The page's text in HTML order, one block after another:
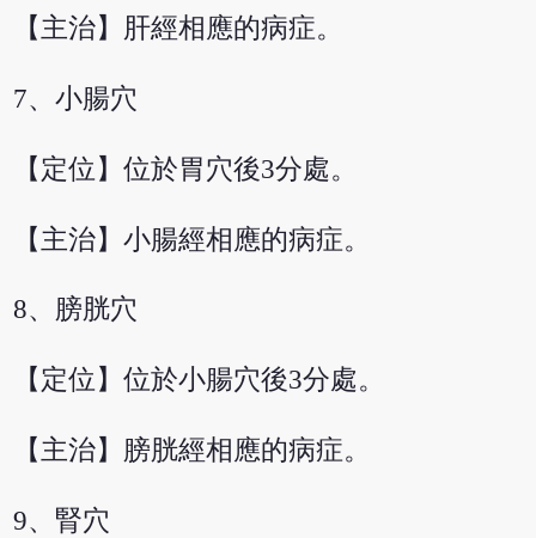
【主治】肝經相應的病症。
7、小腸穴
【定位】位於胃穴後3分處。
【主治】小腸經相應的病症。
8、膀胱穴
【定位】位於小腸穴後3分處。
【主治】膀胱經相應的病症。
9、腎穴